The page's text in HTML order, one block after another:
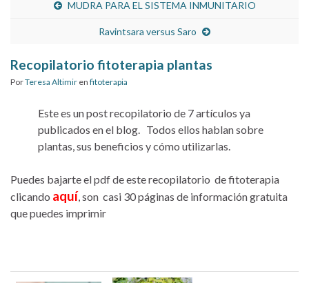
MUDRA PARA EL SISTEMA INMUNITARIO
Ravintsara versus Saro
Recopilatorio fitoterapia plantas
PorTeresa Altimir en fitoterapia
Este es un post recopilatorio de 7 artículos ya
publicados en el blog. Todos ellos hablan sobre
plantas, sus beneficios y cómo utilizarlas.
Puedes bajarte el pdf de este recopilatorio de fitoterapia
clicando aquí, son casi 30 páginas de información gratuita
que puedes imprimir